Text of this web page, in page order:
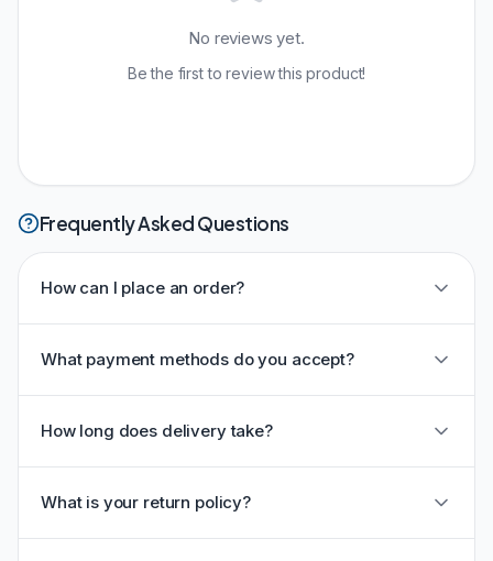
No reviews yet.
Be the first to review this product!
Frequently Asked Questions
How can I place an order?
What payment methods do you accept?
How long does delivery take?
What is your return policy?